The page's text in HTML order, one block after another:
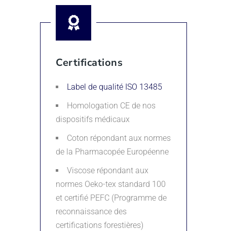
Certifications
Label de qualité ISO 13485
Homologation CE de nos
dispositifs médicaux
Coton répondant aux normes
de la Pharmacopée Européenne
Viscose répondant aux
normes Oeko-tex standard 100
et certifié PEFC (Programme de
reconnaissance des
certifications forestières)